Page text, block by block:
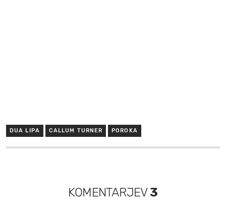
DUA LIPA CALLUM TURNER POROKA
KOMENTARJEV3